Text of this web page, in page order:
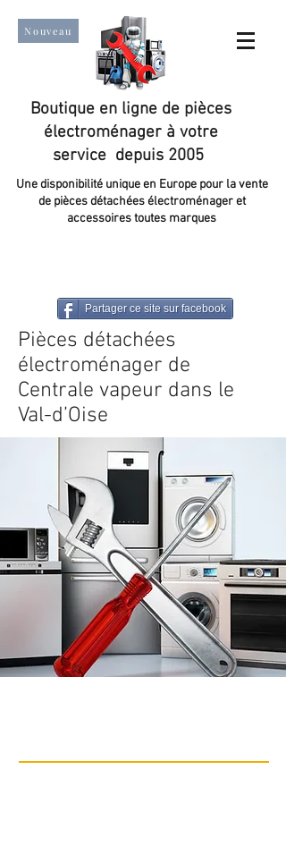
Nouveau
Boutique en ligne de pièces
électroménager à votre
service depuis 2005
Une disponibilité unique en Europe pour la vente
de pièces détachées électroménager et
accessoires toutes marques
Partager ce site sur facebook
Pièces détachées
électroménager de
Centrale vapeur dans le
Val-d’Oise